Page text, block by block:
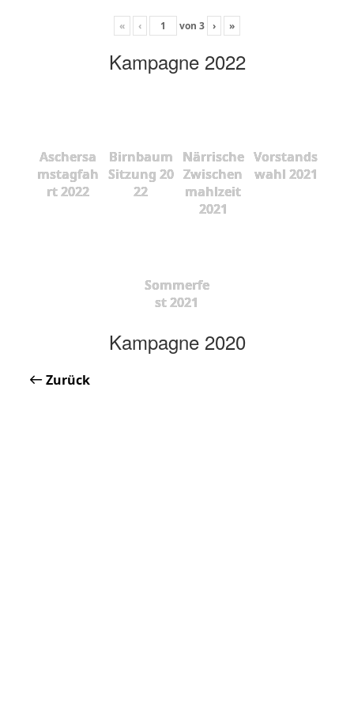
« ‹ von 3 › »
Kampagne 2022
Aschersa
mstagfah
rt 2022
Birnbaum
Sitzung 20
22
Närrische
Zwischen
mahlzeit
2021
Vorstands
wahl 2021
Sommerfe
st 2021
Kampagne 2020
Zurück